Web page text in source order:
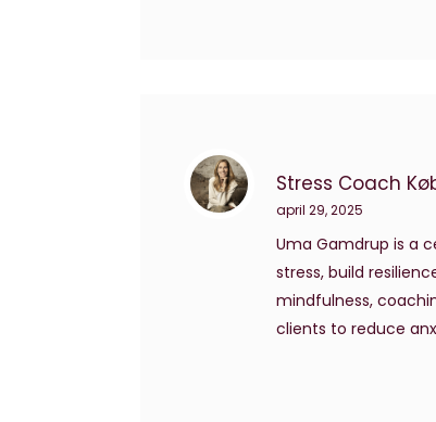
Stress Coach
april 29, 2025
Uma Gamdrup is a
stress, build
mindfulness,
clients to reduce